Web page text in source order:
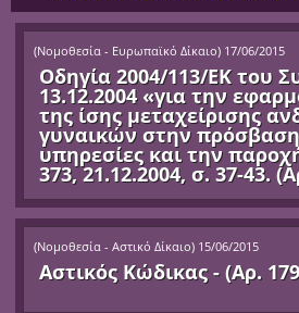
(Νομοθεσία - Ευρωπαϊκό Δίκαιο) 17/06/2015
Οδηγία 2004/113/ΕΚ του
13.12.2004 «για την
της ίσης μεταχείρισης
γυναικών στην
υπηρεσίες και την
373, 21.12.2004, σ. 37-43.
(Νομοθεσία - Αστικό Δίκαιο) 15/06/2015
Αστικός Κώδικας - (Αρ.